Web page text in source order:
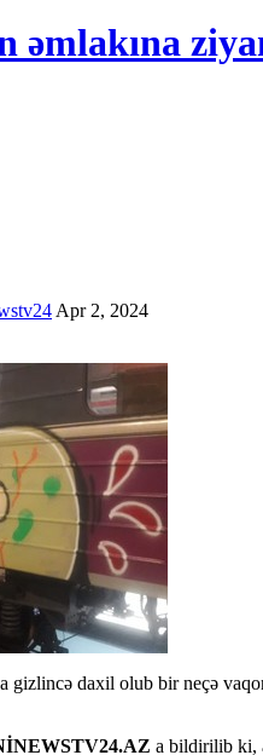
əmlakına
Apr 2, 2024
a bildirilib ki,